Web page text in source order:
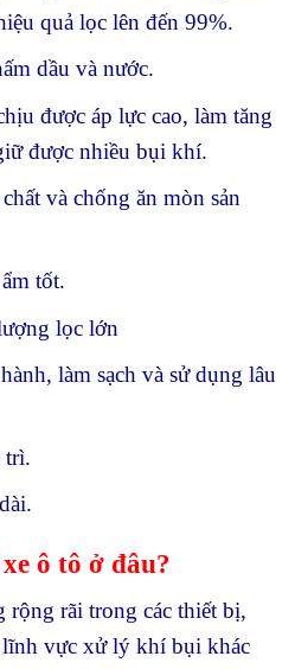
quả lọc lên đến 99%.
dầu và nước.
được áp lực cao, làm tăng
được nhiều bụi khí.
và chống ăn mòn sản
tốt.
lọc lớn
làm sạch và sử dụng lâu
trì.
ô tô ở đâu?
rộng rãi trong các thiết bị,
lĩnh vực xử lý khí bụi khác